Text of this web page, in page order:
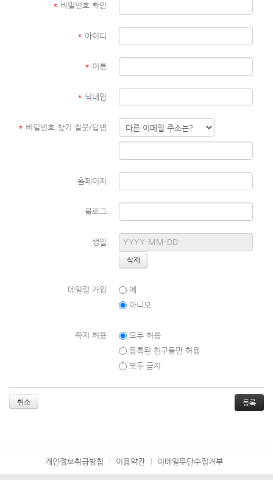
* 비밀번호 확인
* 아이디
* 이름
* 닉네임
* 비밀번호 찾기 질문/답변
홈페이지
블로그
생일
메일링 가입
예
아니오
쪽지 허용
모두 허용
등록된 친구들만 허용
모두 금지
취소
개인정보취급방침 이용약관 이메일무단수집거부